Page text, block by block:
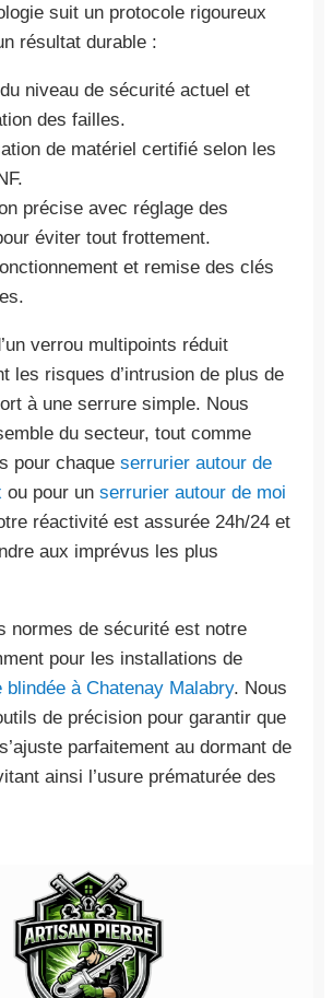
suit un protocole rigoureux
résultat durable :
niveau de sécurité actuel et
des failles.
de matériel certifié selon les
précise avec réglage des
éviter tout frottement.
et remise des clés
verrou multipoints réduit
les risques d’intrusion de plus de
à une serrure simple. Nous
du secteur, tout comme
pour chaque serrurier autour de
ou pour un serrurier autour de moi
réactivité est assurée 24h/24 et
aux imprévus les plus
normes de sécurité est notre
pour les installations de
à Chatenay Malabry. Nous
de précision pour garantir que
parfaitement au dormant de
ainsi l’usure prématurée des